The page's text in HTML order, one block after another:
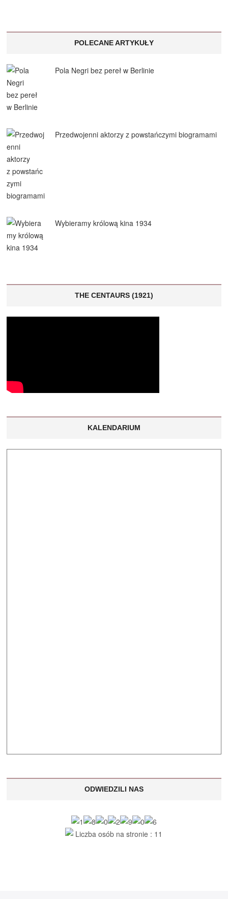
POLECANE ARTYKUŁY
Pola Negri bez pereł w Berlinie
Przedwojenni aktorzy z powstańczymi biogramami
Wybieramy królową kina 1934
THE CENTAURS (1921)
KALENDARIUM
ODWIEDZILI NAS
Liczba osób na stronie : 11